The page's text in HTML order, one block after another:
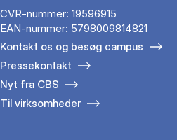
CVR-nummer: 19596915
EAN-nummer: 5798009814821
Kontakt os og besøg campus
Pressekontakt
Nyt fra CBS
Til virksomheder